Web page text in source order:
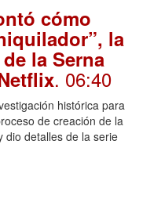
cómo
la
la Serna
. 06:40
histórica para
de creación de la
dio detalles de la serie